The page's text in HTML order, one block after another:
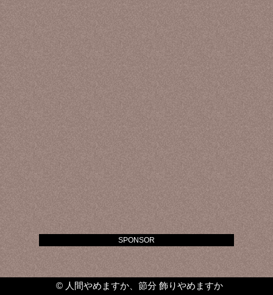
© 人間やめますか、節分 飾りやめますか
SPONSOR